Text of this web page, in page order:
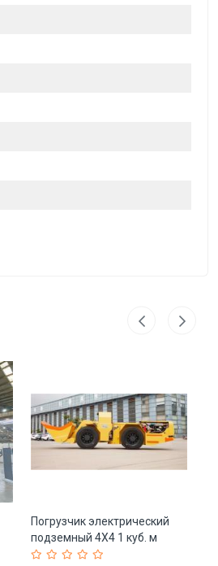
Погрузчик электрический
подземный 4X4 1 куб. м
дизельный (арт. 25-5082017)